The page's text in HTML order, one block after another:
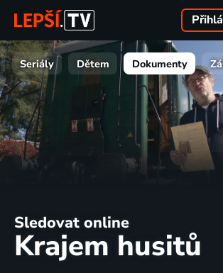
Seriály Dětem Dokumenty
Sledovat online
Krajem husitů